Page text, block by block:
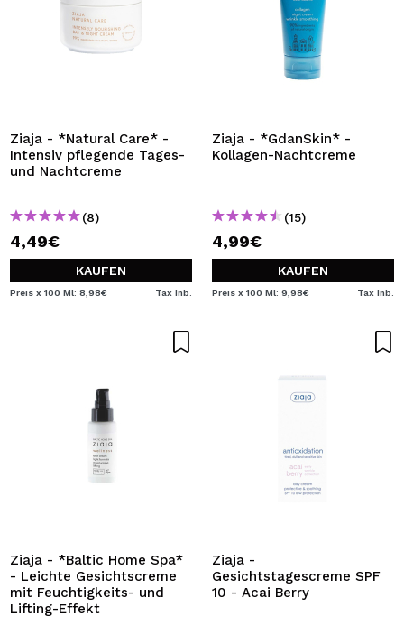
Ziaja - *Natural Care* -
Intensiv pflegende Tages-
und Nachtcreme
(8)
4,49€
KAUFEN
Preis x 100 Ml: 8,98€ Tax Inb.
Ziaja - *GdanSkin* -
Kollagen-Nachtcreme
(15)
4,99€
KAUFEN
Preis x 100 Ml: 9,98€ Tax Inb.
Ziaja - *Baltic Home Spa*
- Leichte Gesichtscreme
mit Feuchtigkeits- und
Lifting-Effekt
Ziaja -
Gesichtstagescreme SPF
10 - Acai Berry